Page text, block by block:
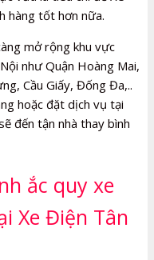
hàng tốt hơn nữa.
mở rộng khu vực
như Quận Hoàng Mai,
Cầu Giấy, Đống Đa,..
hoặc đặt dịch vụ tại
đến tận nhà thay bình
ắc quy xe
Xe Điện Tân